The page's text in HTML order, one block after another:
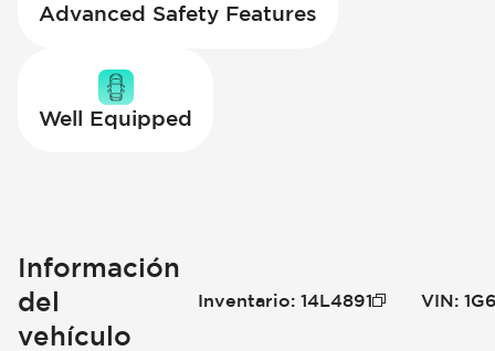
Advanced Safety Features
Well Equipped
Información
del
vehículo
Inventario: 14L4891 VIN: